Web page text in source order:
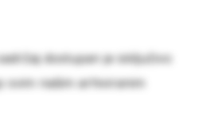
dostupan je isključivo
našim arhiviranim